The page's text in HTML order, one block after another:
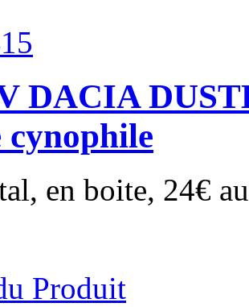
DACIA
cynophile
en boite, 24€
Produit